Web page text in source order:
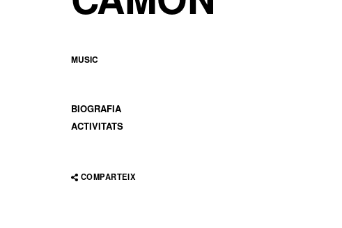
MUSIC
BIOGRAFIA
ACTIVITATS
COMPARTEIX